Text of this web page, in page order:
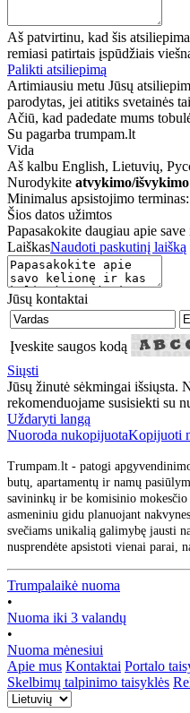
Aš patvirtinu, kad šis
remiasi patirtais įspūdžiais
Palikti atsiliepimą
Artimiausiu metu Jūsų
parodytas, jei atitiks svetainės
Ačiū, kad padedate mums
Su pagarba trumpam.lt
Vida
Aš kalbu English, Lietuvių,
Nurodykite atvykimo/išvykimo
Minimalus apsistojimo
Šios datos užimtos
Papasakokite daugiau apie
LaiškasNaudoti paskutinį laišką
Jūsų kontaktai
Įveskite saugos kodą
Siųsti
Jūsų žinutė sėkmingai išsiųsta.
rekomenduojame susisiekti su
Uždaryti langą
Nuoroda nukopijuotaKopijuoti
Trumpam.lt - patogi
butų, apartamentų ir namų
savininkų ir be komisinio
asmeniniu gidu planuojant
svečiams unikalią galimybę jausti
nusprendėte apsistoti vienai parai,
Trumpalaikė nuoma
•
Nuoma iki 3 valandų
•
Nuoma mėnesiui
Apie mus Kontaktai Portalo
Skelbimų talpinimo taisyklės